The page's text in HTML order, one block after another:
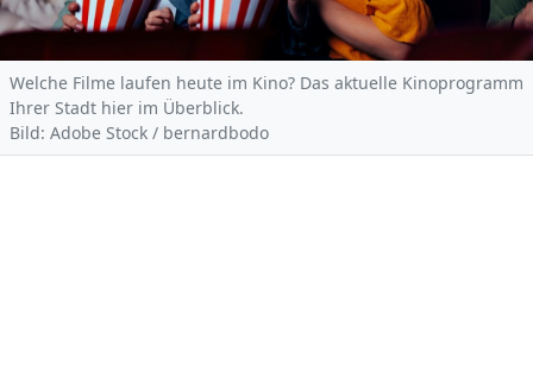
Welche Filme laufen heute im Kino? Das aktuelle Kinoprogramm
Ihrer Stadt hier im Überblick.
Bild: Adobe Stock / bernardbodo